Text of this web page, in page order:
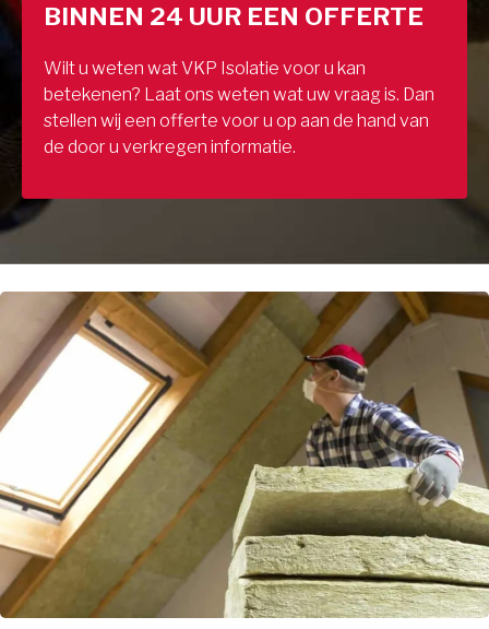
BINNEN 24 UUR EEN OFFERTE
Wilt u weten wat VKP Isolatie voor u kan
betekenen? Laat ons weten wat uw vraag is. Dan
stellen wij een offerte voor u op aan de hand van
de door u verkregen informatie.